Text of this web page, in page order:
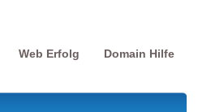
Web Erfolg Domain Hilfe